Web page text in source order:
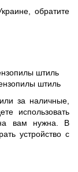
обратите
штиль
штиль
за наличные,
использовать
вам нужна. В
устройство с